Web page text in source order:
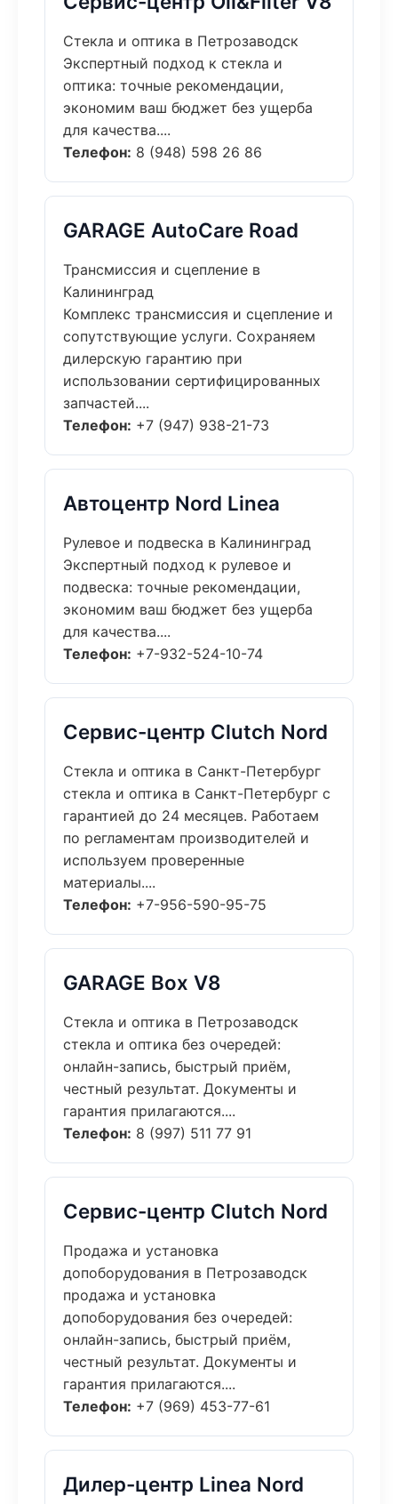
Стекла и оптика в Петрозаводск
Экспертный подход к стекла и
оптика: точные рекомендации,
экономим ваш бюджет без ущерба
для качества....
Телефон: 8 (948) 598 26 86
GARAGE AutoCare Road
Трансмиссия и сцепление в
Калининград
Комплекс трансмиссия и сцепление и
сопутствующие услуги. Сохраняем
дилерскую гарантию при
использовании сертифицированных
запчастей....
Телефон: +7 (947) 938-21-73
Автоцентр Nord Linea
Рулевое и подвеска в Калининград
Экспертный подход к рулевое и
подвеска: точные рекомендации,
экономим ваш бюджет без ущерба
для качества....
Телефон: +7-932-524-10-74
Сервис-центр Clutch Nord
Стекла и оптика в Санкт-Петербург
стекла и оптика в Санкт-Петербург с
гарантией до 24 месяцев. Работаем
по регламентам производителей и
используем проверенные
материалы....
Телефон: +7-956-590-95-75
GARAGE Box V8
Стекла и оптика в Петрозаводск
стекла и оптика без очередей:
онлайн-запись, быстрый приём,
честный результат. Документы и
гарантия прилагаются....
Телефон: 8 (997) 511 77 91
Сервис-центр Clutch Nord
Продажа и установка
допоборудования в Петрозаводск
продажа и установка
допоборудования без очередей:
онлайн-запись, быстрый приём,
честный результат. Документы и
гарантия прилагаются....
Телефон: +7 (969) 453-77-61
Дилер-центр Linea Nord